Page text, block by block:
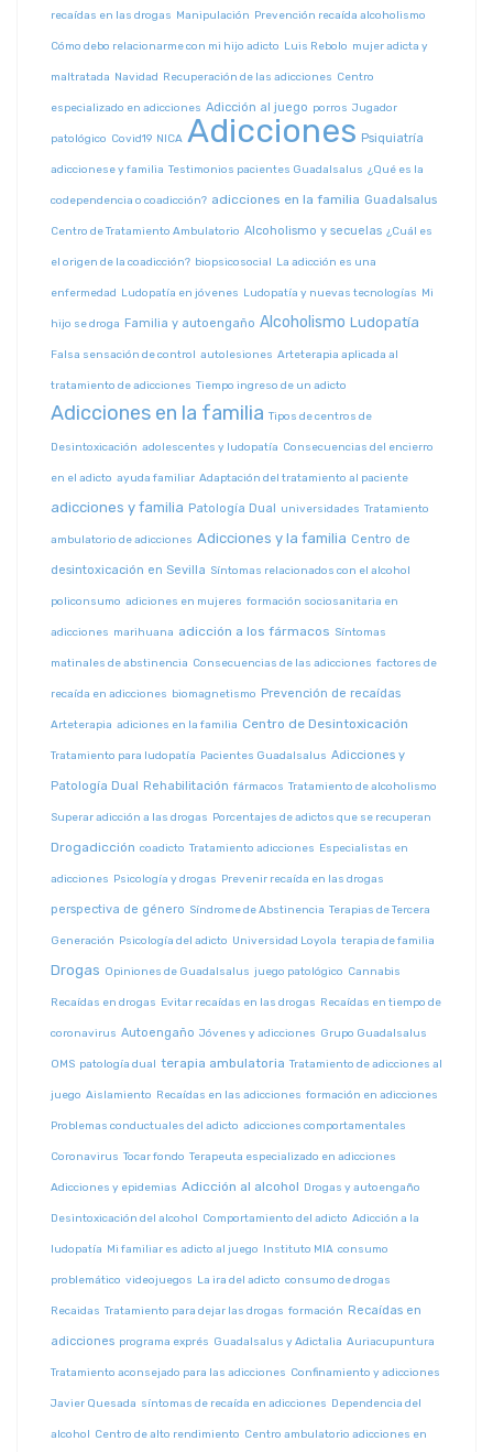
recaídas en las drogas Manipulación Prevención recaída alcoholismo
Cómo debo relacionarme con mi hijo adicto Luis Rebolo mujer adicta y
maltratada Navidad Recuperación de las adicciones Centro
especializado en adicciones Adicción al juego porros Jugador
patológico Covid19 NICA Adicciones Psiquiatría
adiccionese y familia Testimonios pacientes Guadalsalus ¿Qué es la
codependencia o coadicción? adicciones en la familia Guadalsalus
Centro de Tratamiento Ambulatorio Alcoholismo y secuelas ¿Cuál es
el origen de la coadicción? biopsicosocial La adicción es una
enfermedad Ludopatía en jóvenes Ludopatía y nuevas tecnologías Mi
hijo se droga Familia y autoengaño Alcoholismo Ludopatía
Falsa sensación de control autolesiones Arteterapia aplicada al
tratamiento de adicciones Tiempo ingreso de un adicto
Adicciones en la familia Tipos de centros de
Desintoxicación adolescentes y ludopatía Consecuencias del encierro
en el adicto ayuda familiar Adaptación del tratamiento al paciente
adicciones y familia Patología Dual universidades Tratamiento
ambulatorio de adicciones Adicciones y la familia Centro de
desintoxicación en Sevilla Síntomas relacionados con el alcohol
policonsumo adiciones en mujeres formación sociosanitaria en
adicciones marihuana adicción a los fármacos Síntomas
matinales de abstinencia Consecuencias de las adicciones factores de
recaída en adicciones biomagnetismo Prevención de recaídas
Arteterapia adiciones en la familia Centro de Desintoxicación
Tratamiento para ludopatía Pacientes Guadalsalus Adicciones y
Patología Dual Rehabilitación fármacos Tratamiento de alcoholismo
Superar adicción a las drogas Porcentajes de adictos que se recuperan
Drogadicción coadicto Tratamiento adicciones Especialistas en
adicciones Psicología y drogas Prevenir recaída en las drogas
perspectiva de género Síndrome de Abstinencia Terapias de Tercera
Generación Psicología del adicto Universidad Loyola terapia de familia
Drogas Opiniones de Guadalsalus juego patológico Cannabis
Recaídas en drogas Evitar recaídas en las drogas Recaídas en tiempo de
coronavirus Autoengaño Jóvenes y adicciones Grupo Guadalsalus
OMS patología dual terapia ambulatoria Tratamiento de adicciones al
juego Aislamiento Recaídas en las adicciones formación en adicciones
Problemas conductuales del adicto adicciones comportamentales
Coronavirus Tocar fondo Terapeuta especializado en adicciones
Adicciones y epidemias Adicción al alcohol Drogas y autoengaño
Desintoxicación del alcohol Comportamiento del adicto Adicción a la
ludopatía Mi familiar es adicto al juego Instituto MIA consumo
problemático videojuegos La ira del adicto consumo de drogas
Recaidas Tratamiento para dejar las drogas formación Recaídas en
adicciones programa exprés Guadalsalus y Adictalia Auriacupuntura
Tratamiento aconsejado para las adicciones Confinamiento y adicciones
Javier Quesada síntomas de recaída en adicciones Dependencia del
alcohol Centro de alto rendimiento Centro ambulatorio adicciones en